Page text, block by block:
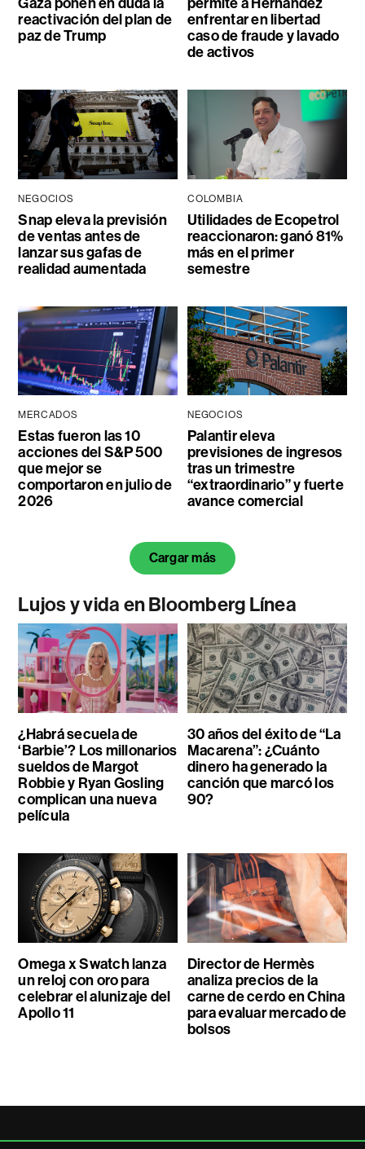
reactivación del plan de
paz de Trump
enfrentar en libertad
caso de fraude y lavado
de activos
NEGOCIOS
Snap eleva la previsión
de ventas antes de
lanzar sus gafas de
realidad aumentada
COLOMBIA
Utilidades de Ecopetrol
reaccionaron: ganó 81%
más en el primer
semestre
MERCADOS
Estas fueron las 10
acciones del S&P 500
que mejor se
comportaron en julio de
2026
NEGOCIOS
Palantir eleva
previsiones de ingresos
tras un trimestre
“extraordinario” y fuerte
avance comercial
Cargar más
Lujos y vida en Bloomberg Línea
¿Habrá secuela de
‘Barbie’? Los millonarios
sueldos de Margot
Robbie y Ryan Gosling
complican una nueva
película
30 años del éxito de “La
Macarena”: ¿Cuánto
dinero ha generado la
canción que marcó los
90?
Omega x Swatch lanza
un reloj con oro para
celebrar el alunizaje del
Apollo 11
Director de Hermès
analiza precios de la
carne de cerdo en China
para evaluar mercado de
bolsos